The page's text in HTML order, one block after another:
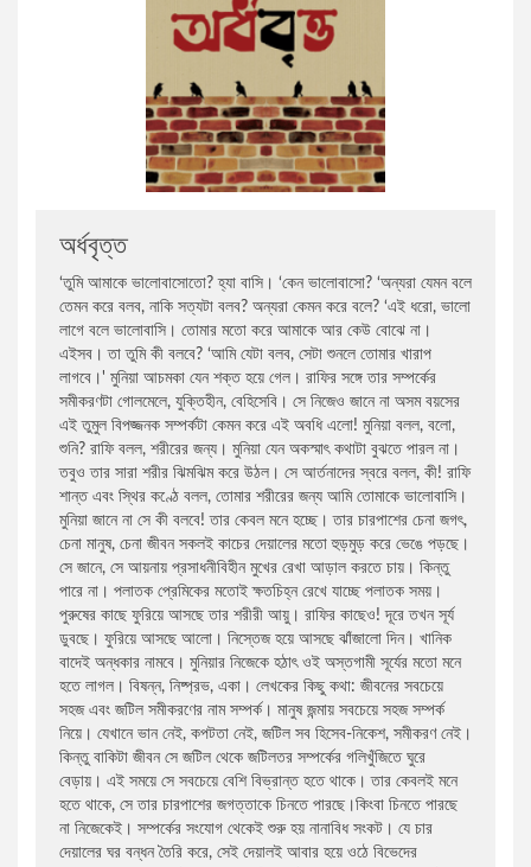
বিভূতিভূষণ বন্দ্যোপাধ্যায়
সৌমেন সাহা
শরীফুল হাসান
জোনাথন এল.লী
মহিউদ্দিন আহমদ
সারফুদ্দিন আহমেদ
ডানকান ক্লার্ক
রফিকুর রশীদ
সালাহ উদ্দিন মাহমুদ
হাবীবুল্লাহ সিরাজী
রাজনীতি বিষয়ক প্রবন্ধ
প্রফেশনাল ও ক্যারিয়ার উন্নয়ন
বিজ্ঞানভিত্তিক প্রবন্ধ
আত্ন-উন্নয়ন ও মোটিভেশন
ফ্রিল্যান্সিং ও আউটসোর্সিং
ডায়েরি ও চিঠিপত্র সংকলন
বিক্রয় ও বিপণন
সায়েন্স ফিকশন
দক্ষতা বৃদ্ধি
উদ্যোক্তা ও ব্যবসায়িক ব্যক্তিত্ব
আত্ম-উন্নয়ন ও মেডিটেশন
অর্ধবৃত্ত
‘তুমি আমাকে ভালােবাসােতাে? হ্যা বাসি। ‘কেন ভালােবাসাে? ‘অন্যরা যেমন বলে
তেমন করে বলব, নাকি সত্যটা বলব? অন্যরা কেমন করে বলে? ‘এই ধরাে, ভালাে
লাগে বলে ভালােবাসি। তােমার মতাে করে আমাকে আর কেউ বােঝে না।
এইসব। তা তুমি কী বলবে? ‘আমি যেটা বলব, সেটা শুনলে তােমার খারাপ
লাগবে।' মুনিয়া আচমকা যেন শক্ত হয়ে গেল। রাফির সঙ্গে তার সম্পর্কের
সমীকরণটা গােলমেলে, যুক্তিহীন, বেহিসেবি। সে নিজেও জানে না অসম বয়সের
এই তুমুল বিপজ্জনক সম্পর্কটা কেমন করে এই অবধি এলাে! মুনিয়া বলল, বলাে,
শুনি? রাফি বলল, শরীরের জন্য। মুনিয়া যেন অকস্মাৎ কথাটা বুঝতে পারল না।
তবুও তার সারা শরীর ঝিমঝিম করে উঠল। সে আর্তনাদের স্বরে বলল, কী! রাফি
শান্ত এবং স্থির কণ্ঠে বলল, তােমার শরীরের জন্য আমি তােমাকে ভালােবাসি।
মুনিয়া জানে না সে কী বলবে! তার কেবল মনে হচ্ছে। তার চারপাশের চেনা জগৎ,
চেনা মানুষ, চেনা জীবন সকলই কাচের দেয়ালের মতাে হুড়মুড় করে ভেঙে পড়ছে।
সে জানে, সে আয়নায় প্রসাধনীবিহীন মুখের রেখা আড়াল করতে চায়। কিন্তু
পারে না। পলাতক প্রেমিকের মতােই ক্ষতচিহ্ন রেখে যাচ্ছে পলাতক সময়।
পুরুষের কাছে ফুরিয়ে আসছে তার শরীরী আয়ু। রাফির কাছেও! দূরে তখন সূর্য
ডুবছে। ফুরিয়ে আসছে আলাে। নিস্তেজ হয়ে আসছে ঝাঁজালাে দিন। খানিক
বাদেই অন্ধকার নামবে। মুনিয়ার নিজেকে হঠাৎ ওই অস্তগামী সূর্যের মতাে মনে
হতে লাগল। বিষন্ন, নিষ্প্রভ, একা। লেখকের কিছু কথা: জীবনের সবচেয়ে
সহজ এবং জটিল সমীকরণের নাম সম্পর্ক। মানুষ জন্মায় সবচেয়ে সহজ সম্পর্ক
নিয়ে। যেখানে ভান নেই, কপটতা নেই, জটিল সব হিসেব-নিকেশ, সমীকরণ নেই।
কিন্তু বাকিটা জীবন সে জটিল থেকে জটিলতর সম্পর্কের গলিখুঁজিতে ঘুরে
বেড়ায়। এই সময়ে সে সবচেয়ে বেশি বিভ্রান্ত হতে থাকে। তার কেবলই মনে
হতে থাকে, সে তার চারপাশের জগত্তাকে চিনতে পারছে।কিংবা চিনতে পারছে
না নিজেকেই। সম্পর্কের সংযােগ থেকেই শুরু হয় নানাবিধ সংকট। যে চার
দেয়ালের ঘর বন্ধন তৈরি করে, সেই দেয়ালই আবার হয়ে ওঠে বিভেদের